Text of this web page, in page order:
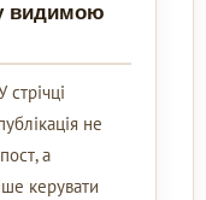
видимою
не
а
керувати